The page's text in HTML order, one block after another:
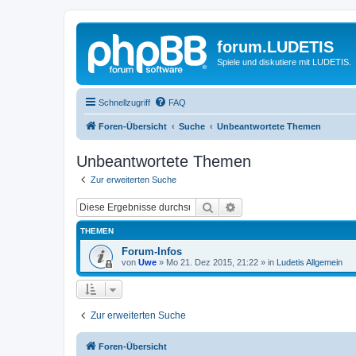
forum.LUDETIS
Spiele und diskutiere mit LUDETIS.
Schnellzugriff FAQ
Foren-Übersicht Suche Unbeantwortete Themen
Unbeantwortete Themen
Zur erweiterten Suche
Suche
THEMEN
Forum-Infos
von Uwe » Mo 21. Dez 2015, 21:22 » in Ludetis Allgemein
Zur erweiterten Suche
Foren-Übersicht